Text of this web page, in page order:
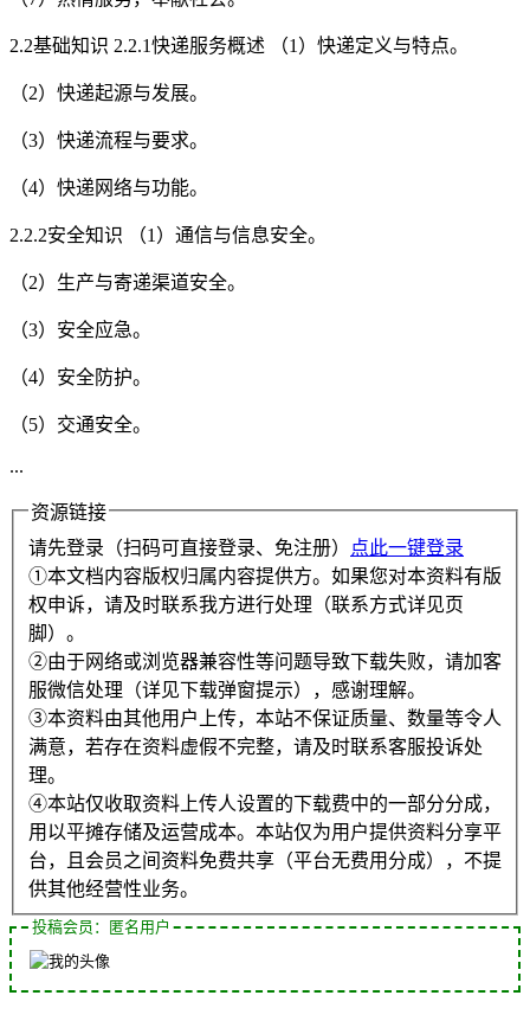
2.2基础知识 2.2.1快递服务概述 （1）快递定义与特点。
（2）快递起源与发展。
（3）快递流程与要求。
（4）快递网络与功能。
2.2.2安全知识 （1）通信与信息安全。
（2）生产与寄递渠道安全。
（3）安全应急。
（4）安全防护。
（5）交通安全。
...
资源链接
请先登录（扫码可直接登录、免注册）
点此一键登录
①本文档内容版权归属内容提供方。如果您对本资料有版
权申诉，请及时联系我方进行处理（联系方式详见页
脚）。
②由于网络或浏览器兼容性等问题导致下载失败，请加客
服微信处理（详见下载弹窗提示），感谢理解。
③本资料由其他用户上传，本站不保证质量、数量等令人
满意，若存在资料虚假不完整，请及时联系客服投诉处
理。
④本站仅收取资料上传人设置的下载费中的一部分分成，
用以平摊存储及运营成本。本站仅为用户提供资料分享平
台，且会员之间资料免费共享（平台无费用分成），不提
供其他经营性业务。
投稿会员：匿名用户